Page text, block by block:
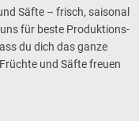
Säfte – frisch, saisonal
für beste Produktions-
du dich das ganze
und Säfte freuen